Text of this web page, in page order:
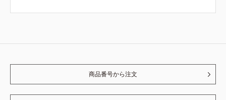
商品番号から注文